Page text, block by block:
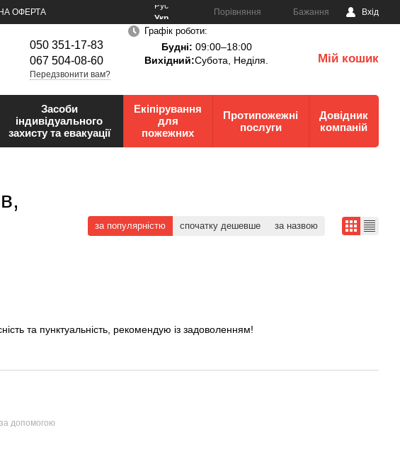
ОФЕРТА
Рус
Укр
Порівняння Бажання Вхід
050 351-17-83
067 504-08-60
Передзвонити вам?
Графік роботи:
Будні: 09:00–18:00
Вихідний:Субота, Неділя. Мій кошик
Засоби
індивідуального
захисту та евакуації
Екіпірування
для
пожежних
Протипожежні
послуги
Довідник
компаній
за популярністю спочатку дешевше за назвою
та пунктуальність, рекомендую із задоволенням!
допомогою